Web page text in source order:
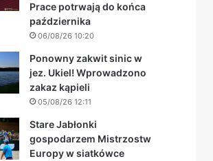
Prace potrwają do końca
października
06/08/26 10:20
Ponowny zakwit sinic w
jez. Ukiel! Wprowadzono
zakaz kąpieli
05/08/26 12:11
Stare Jabłonki
gospodarzem Mistrzostw
Europy w siatkówce